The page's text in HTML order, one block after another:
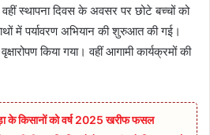
स्थापना दिवस के अवसर पर छोटे बच्चों को
में पर्यावरण अभियान की शुरुआत की गई।
किया गया। वहीं आगामी कार्यक्रमों की
के किसानों को वर्ष 2025 खरीफ फसल